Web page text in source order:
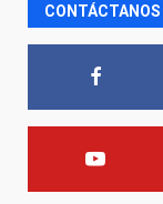
CONTÁCTANOS